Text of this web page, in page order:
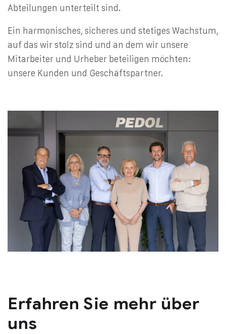
Abteilungen unterteilt sind.
Ein harmonisches, sicheres und stetiges Wachstum,
auf das wir stolz sind und an dem wir unsere
Mitarbeiter und Urheber beteiligen möchten:
unsere Kunden und Geschäftspartner.
Erfahren Sie mehr über
uns